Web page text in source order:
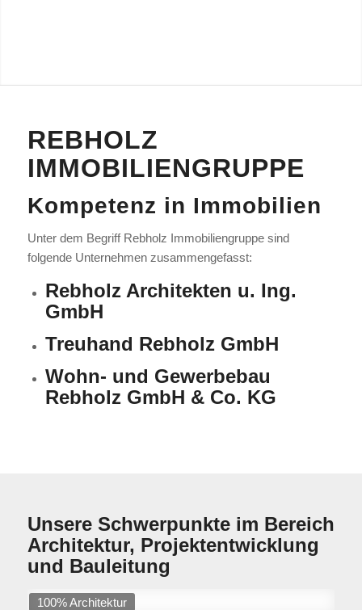
REBHOLZ
IMMOBILIENGRUPPE
Kompetenz in Immobilien
Unter dem Begriff Rebholz Immobiliengruppe sind
folgende Unternehmen zusammengefasst:
Rebholz Architekten u. Ing.
GmbH
Treuhand Rebholz GmbH
Wohn- und Gewerbebau
Rebholz GmbH & Co. KG
Unsere Schwerpunkte im Bereich
Architektur, Projektentwicklung
und Bauleitung
100% Architektur